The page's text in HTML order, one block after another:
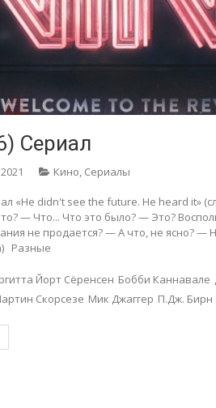
Сериал
Кино Сериалы
«He didn't see the future. He heard it»
— Что... Что это было? — Это?
не продается? — А что, не ясно? —
Разные
Йорт Сёренсен Бобби Каннавале
Скорсезе Мик Джаггер П.Дж. Бирн